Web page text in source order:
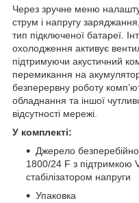
Через зручне меню
струм і напругу
тип підключеної батареї.
охолодження активує
підтримуючи акустичний
перемикання на
безперервну роботу
обладнання та іншої
відсутності мережі.
У комплекті:
Джерело
1800/24 F з підтримкою
стабілізатором напруги
Упаковка